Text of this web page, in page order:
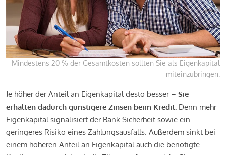
Mindestens 20 % der Gesamtkosten sollten Sie als Eigenkapital
miteinzubringen.
Je höher der Anteil an Eigenkapital desto besser – Sie
erhalten dadurch günstigere Zinsen beim Kredit. Denn mehr
Eigenkapital signalisiert der Bank Sicherheit sowie ein
geringeres Risiko eines Zahlungsausfalls. Außerdem sinkt bei
einem höheren Anteil an Eigenkapital auch die benötigte